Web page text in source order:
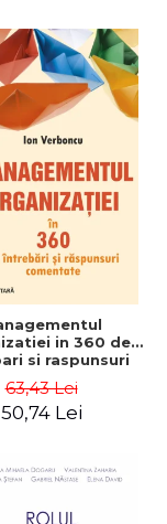
in 360 de
si raspunsuri
63,43 Lei
50,74 Lei